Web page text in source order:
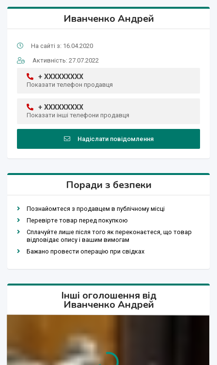
Иванченко Андрей
На сайті з: 16.04.2020
Активність: 27.07.2022
+ XXXXXXXXX
Показати телефон продавця
+ XXXXXXXXX
Показати інші телефони продавця
Надіслати повідомлення
Поради з безпеки
Познайомтеся з продавцем в публічному місці
Перевірте товар перед покупкою
Сплачуйте лише після того як переконаєтеся, що товар
відповідає опису і вашим вимогам
Бажано провести операцію при свідках
Інші оголошення від
Иванченко Андрей